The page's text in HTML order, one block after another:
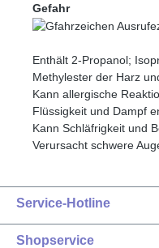
Gefahr
Enthält 2-Propanol;
Methylester der Harz
Kann allergische
Flüssigkeit und Dampf
Kann Schläfrigkeit und
Verursacht schwere
Service-Hotline
Shopservice